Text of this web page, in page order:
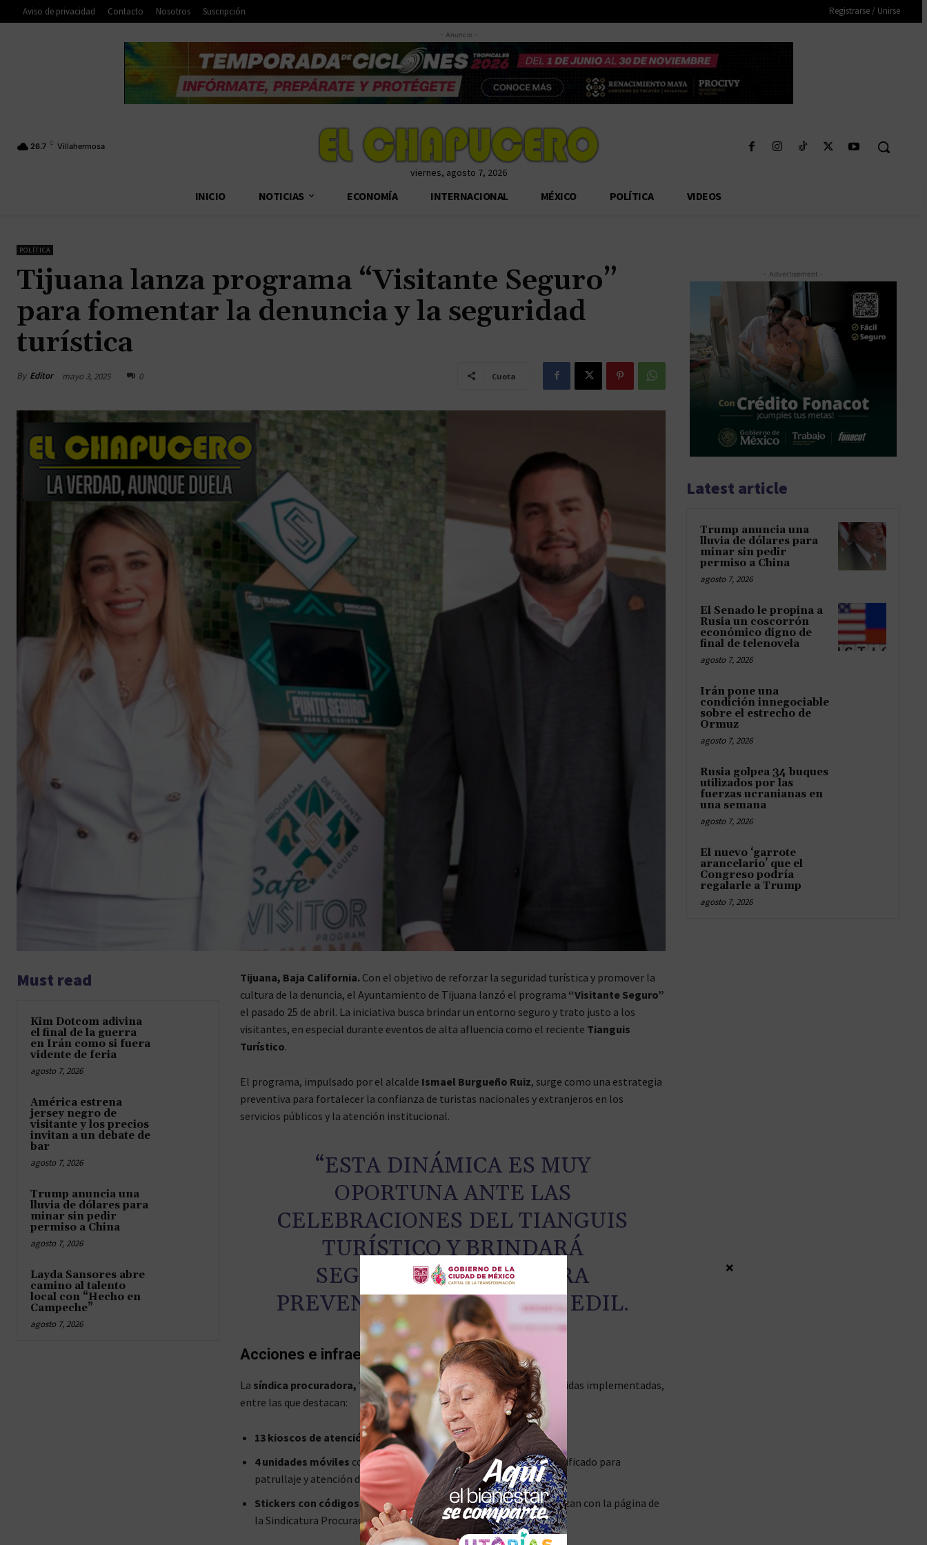
Aviso de privacidad Contacto Nosotros Suscripción Registrarse / Unirse
- Anuncio -
26.7 C Villahermosa
viernes, agosto 7, 2026
INICIO NOTICIAS ECONOMÍA INTERNACIONAL MÉXICO POLÍTICA VIDEOS
POLÍTICA
Tijuana lanza programa “Visitante Seguro”
para fomentar la denuncia y la seguridad
turística
By Editor mayo 3, 2025 0 Cuota
Must read
Kim Dotcom adivina
el final de la guerra
en Irán como si fuera
vidente de feria
agosto 7, 2026
América estrena
jersey negro de
visitante y los precios
invitan a un debate de
bar
agosto 7, 2026
Trump anuncia una
lluvia de dólares para
minar sin pedir
permiso a China
agosto 7, 2026
Layda Sansores abre
camino al talento
local con “Hecho en
Campeche”
agosto 7, 2026
Tijuana, Baja California.Con el objetivo de reforzar la seguridad turística y promover la
cultura de la denuncia, el Ayuntamiento de Tijuana lanzó el programa “Visitante Seguro”
el pasado 25 de abril. La iniciativa busca brindar un entorno seguro y trato justo a los
visitantes, en especial durante eventos de alta afluencia como el reciente Tianguis
Turístico.
El programa, impulsado por el alcalde Ismael Burgueño Ruiz, surge como una estrategia
preventiva para fortalecer la confianza de turistas nacionales y extranjeros en los
servicios públicos y la atención institucional.
“ESTA DINÁMICA ES MUY
OPORTUNA ANTE LAS
CELEBRACIONES DEL TIANGUIS
TURÍSTICO Y BRINDARÁ
SEGURIDAD DE MANERA
PREVENTIVA”, SEÑALÓ EL EDIL.
Acciones e infraestructura del programa
La síndica procuradora, Teresita Balderas Beltrán, detalló las medidas implementadas,
entre las que destacan:
13 kioscos de atención en delegaciones y zonas clave de la ciudad.
4 unidades móviles con personal capacitado y debidamente identificado para
patrullaje y atención directa.
Stickers con códigos QRen establecimientos turísticos que enlazan con la página de
la Sindicatura Procuradora, facilitando denuncias en tiempo real.
- Advertisement -
Latest article
Trump anuncia una
lluvia de dólares para
minar sin pedir
permiso a China
agosto 7, 2026
El Senado le propina a
Rusia un coscorrón
económico digno de
final de telenovela
agosto 7, 2026
Irán pone una
condición innegociable
sobre el estrecho de
Ormuz
agosto 7, 2026
Rusia golpea 34 buques
utilizados por las
fuerzas ucranianas en
una semana
agosto 7, 2026
El nuevo ‘garrote
arancelario’ que el
Congreso podría
regalarle a Trump
agosto 7, 2026
×